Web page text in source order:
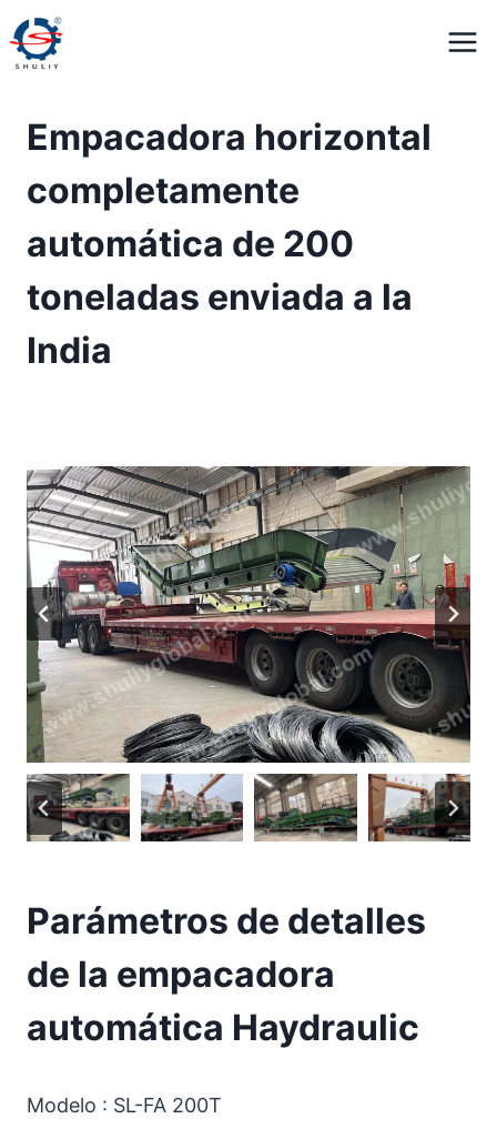
Saltar
al
contenido
Empacadora horizontal
completamente
automática de 200
toneladas enviada a la
India
Parámetros de detalles
de la empacadora
automática Haydraulic
Modelo : SL-FA 200T